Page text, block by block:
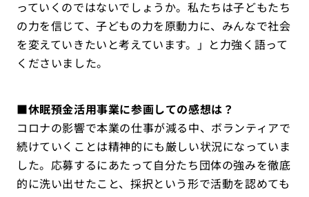
っていくのではないでしょうか。私たちは子どもたち
の力を信じて、子どもの力を原動力に、みんなで社会
を変えていきたいと考えています。」と力強く語って
くださいました。
■休眠預金活用事業に参画しての感想は？
コロナの影響で本業の仕事が減る中、ボランティアで
続けていくことは精神的にも厳しい状況になっていま
した。応募するにあたって自分たち団体の強みを徹底
的に洗い出せたこと、採択という形で活動を認めても